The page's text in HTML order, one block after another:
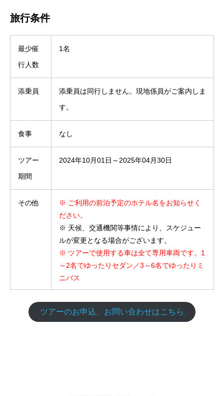
旅行条件
最少催
行人数
1名
添乗員
添乗員は同行しません。現地係員がご案内しま
す。
食事 なし
ツアー
期間
2024年10月01日～2025年04月30日
その他
※ ご利用の前泊予定のホテル名をお知らせく
ださい。
※ 天候、交通機関等事情により、スケジュー
ルが変更となる場合がございます。
※ ツアーで使用する車は全て専用車両です。1
～2名でゆったりセダン／3～6名でゆったりミ
ニバス
ツアーのお申込、お問い合わせはこちら